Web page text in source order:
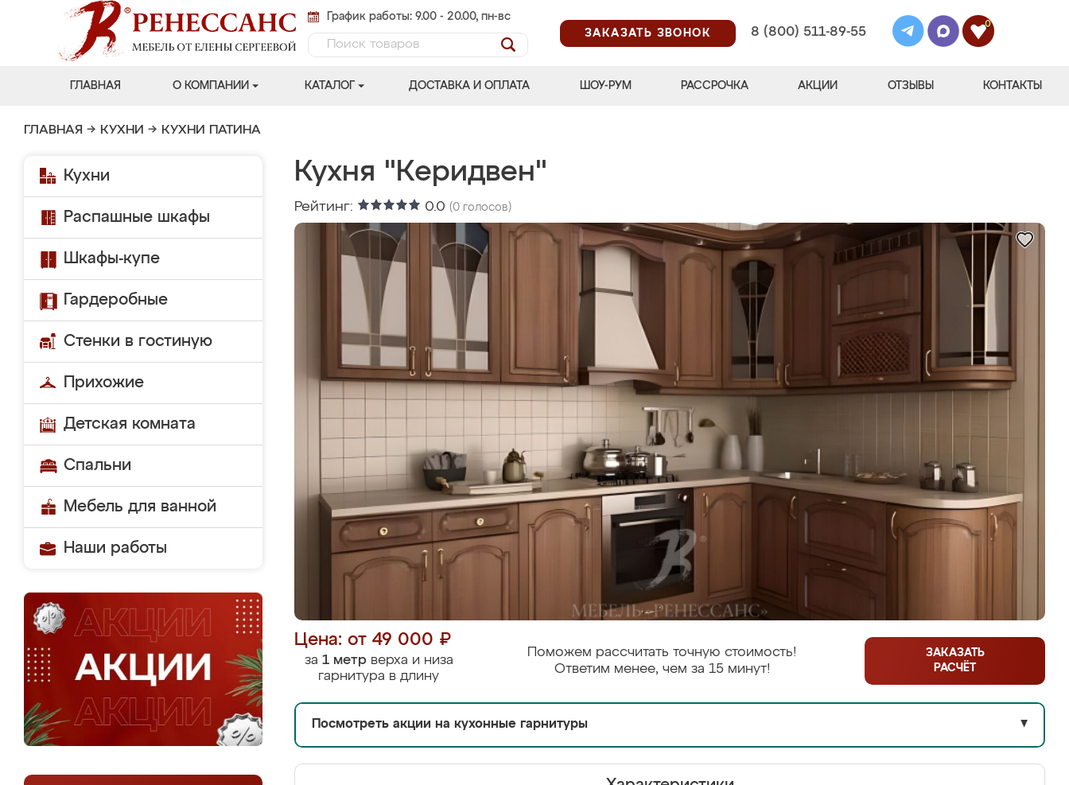
График работы: 9.00 - 20.00, пн-вс
ЗАКАЗАТЬ ЗВОНОК
8 (800) 511-89-55
0
ГЛАВНАЯ О КОМПАНИИ КАТАЛОГ ДОСТАВКА И ОПЛАТА ШОУ-РУМ РАССРОЧКА АКЦИИ ОТЗЫВЫ КОНТАКТЫ
ГЛАВНАЯ → КУХНИ → КУХНИ ПАТИНА
Кухни
Распашные шкафы
Шкафы-купе
Гардеробные
Стенки в гостиную
Прихожие
Детская комната
Спальни
Мебель для ванной
Наши работы
Кухня "Керидвен"
Рейтинг: 0.0 (0 голосов)
Цена: от 49 000 ₽
за 1 метрверха и низа
гарнитура в длину
Поможем рассчитать точную стоимость!
Ответим менее, чем за 15 минут!
ЗАКАЗАТЬ
РАСЧЁТ
Посмотреть акции на кухонные гарнитуры ▼